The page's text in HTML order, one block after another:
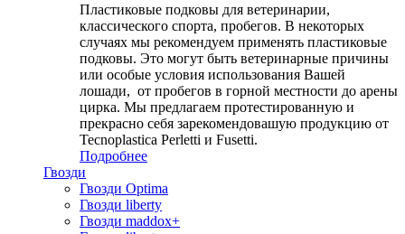
Пластиковые подковы для ветеринарии,
классического спорта, пробегов. В некоторых
случаях мы рекомендуем применять пластиковые
подковы. Это могут быть ветеринарные причины
или особые условия использования Вашей
лошади, от пробегов в горной местности до арены
цирка. Мы предлагаем протестированную и
прекрасно себя зарекомендовашую продукцию от
Tecnoplastica Perletti и Fusetti.
Подробнее
Гвозди
Гвозди Optima
Гвозди liberty
Гвозди maddox+